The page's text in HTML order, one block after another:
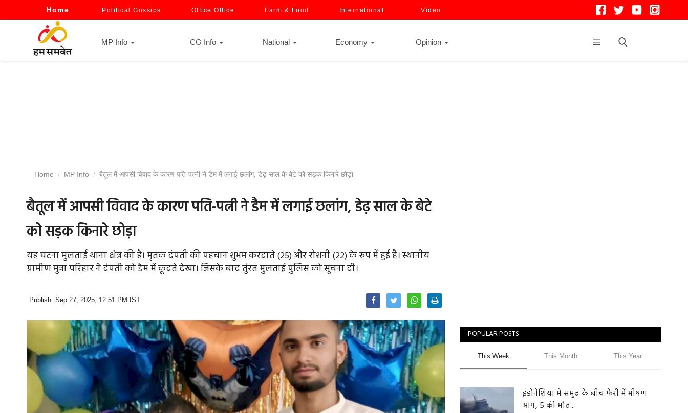
Home Political Gossips Office Office Farm & Food International Video
MP Info CG Info National Economy Opinion
Home MP Info बैतूल में आपसी विवाद के कारण पति-पत्नी ने डैम में लगाई छलांग, डेढ़ साल के बेटे को सड़क किनारे छोड़ा
बैतूल में आपसी विवाद के कारण पति-पत्नी ने डैम में लगाई छलांग, डेढ़ साल के बेटे
को सड़क किनारे छोड़ा
यह घटना मुलताई थाना क्षेत्र की है। मृतक दंपती की पहचान शुभम करदाते (25) और रोशनी (22) के रूप में हुई है। स्थानीय
ग्रामीण मुन्ना परिहार ने दंपती को डैम में कूदते देखा। जिसके बाद तुंरत मुलताई पुलिस को सूचना दी।
Publish: Sep 27, 2025, 12:51 PM IST
POPULAR POSTS
This Week This Month This Year
इंडोनेशिया में समुद्र के बीच फेरी में भीषण
आग, 5 की मौत...